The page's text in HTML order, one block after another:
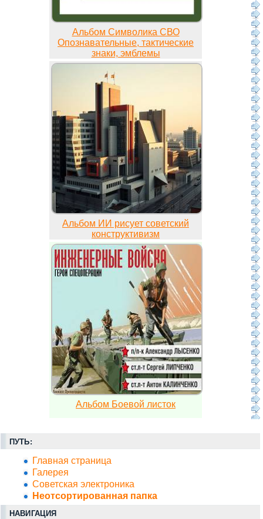
Альбом Символика СВО
Опознавательные, тактические
знаки, эмблемы
Альбом ИИ рисует советский
конструктивизм
Альбом Боевой листок
ПУТЬ:
Главная страница
Галерея
Советская электроника
Неотсортированная папка
НАВИГАЦИЯ